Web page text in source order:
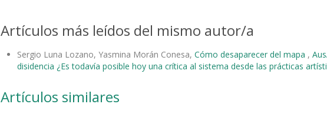
Artículos más leídos del mismo autor/a
Sergio Luna Lozano, Yasmina Morán Conesa, Cómo desaparecer del mapa ,
disidencia ¿Es todavía posible hoy una crítica al sistema desde las prácticas
Artículos similares